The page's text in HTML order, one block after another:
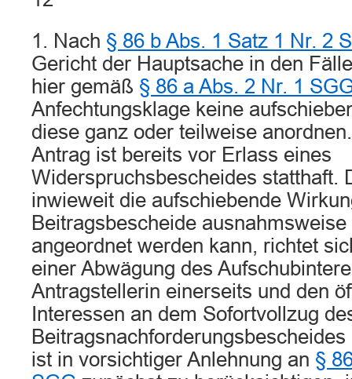
1. Nach § 86 b Abs. 1 Satz 1 Nr. 2
Gericht der Hauptsache in den
hier gemäß § 86 a Abs. 2 Nr. 1
Anfechtungsklage keine
diese ganz oder teilweise
Antrag ist bereits vor Erlass eines
Widerspruchsbescheides statthaft.
inwieweit die aufschiebende
Beitragsbescheide
angeordnet werden kann, richtet
einer Abwägung des
Antragstellerin einerseits und den
Interessen an dem Sofortvollzug
ist in vorsichtiger Anlehnung an §